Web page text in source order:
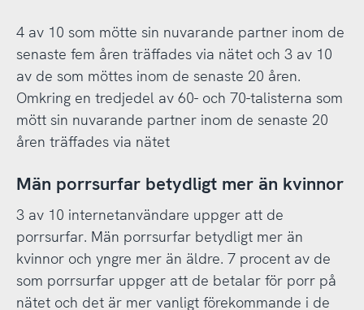
4 av 10 som mötte sin nuvarande partner inom de
senaste fem åren träffades via nätet och 3 av 10
av de som möttes inom de senaste 20 åren.
Omkring en tredjedel av 60- och 70-talisterna som
mött sin nuvarande partner inom de senaste 20
åren träffades via nätet
Män porrsurfar betydligt mer än kvinnor
3 av 10 internetanvändare uppger att de
porrsurfar. Män porrsurfar betydligt mer än
kvinnor och yngre mer än äldre. 7 procent av de
som porrsurfar uppger att de betalar för porr på
nätet och det är mer vanligt förekommande i de